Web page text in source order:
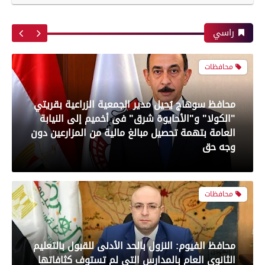
أبرز لقطات الشوط الأول لمباراة الزمالك وسموحه
فى الدورى
معرض صور
بعدسة الخبر المصري| شاهد أبرز لقطات مباراة
الأهلي وبيراميدز فى الدورى
رياضة
بعدسة الخبر المصري| شاهد أبرز لقطات مباراة
راسي
وغير صالحة لاستهلاك الآدمي بمعامل مطاعم
شهيرة
محافظات
محافظ سوهاج يُحيل مدير الجمعية الزراعية بقريتي
"الكولا" و"الأحايوة شرق" فى أخميم إلى النيابة
العامة بتهمة تحصيل مبالغ مالية من المزارعين دون
وجه حق
محافظات
محافظ الفيوم: النزول بالحد الأدنى للقبول بالتعليم
الثانوي العام بالمدارس التي لم تستوف كثافاتها